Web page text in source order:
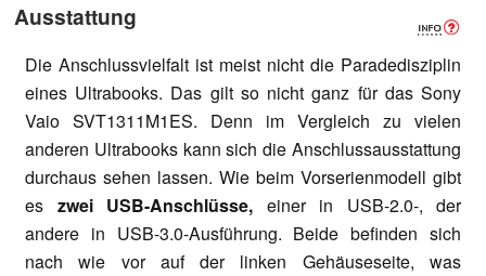
Ausstattung
Die Anschlussvielfalt ist meist nicht die Paradedisziplin
eines Ultrabooks. Das gilt so nicht ganz für das Sony
Vaio SVT1311M1ES. Denn im Vergleich zu vielen
anderen Ultrabooks kann sich die Anschlussausstattung
durchaus sehen lassen. Wie beim Vorserienmodell gibt
es zwei USB-Anschlüsse, einer in USB-2.0-, der
andere in USB-3.0-Ausführung. Beide befinden sich
nach wie vor auf der linken Gehäuseseite, was